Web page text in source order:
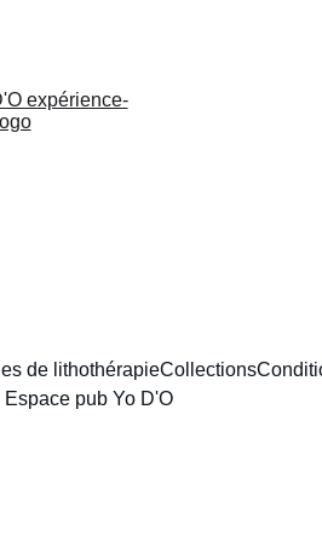
de lithothérapieCollections
Espace pub Yo D'O